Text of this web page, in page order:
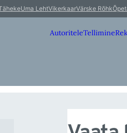
Uma LehtVikerkaarVärske Rõhk
AutoriteleTellimine